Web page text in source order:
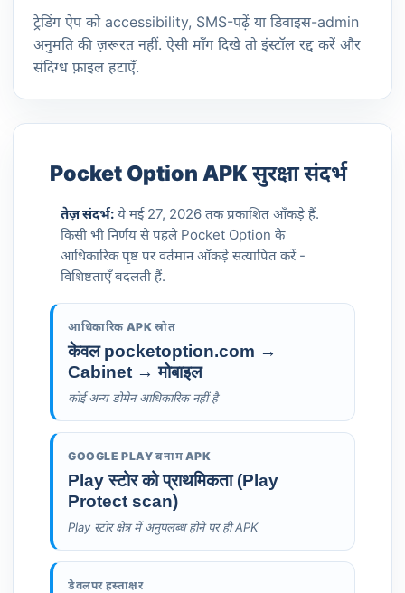
ट्रेडिंग ऐप को accessibility, SMS-पढ़ें या डिवाइस-admin
अनुमति की ज़रूरत नहीं. ऐसी माँग दिखे तो इंस्टॉल रद्द करें और
संदिग्ध फ़ाइल हटाएँ.
Pocket Option APK सुरक्षा संदर्भ
तेज़ संदर्भ: ये मई 27, 2026 तक प्रकाशित आँकड़े हैं.
किसी भी निर्णय से पहले Pocket Option के
आधिकारिक पृष्ठ पर वर्तमान आँकड़े सत्यापित करें -
विशिष्टताएँ बदलती हैं.
आधिकारिक APK स्रोत
केवल pocketoption.com →
Cabinet → मोबाइल
कोई अन्य डोमेन आधिकारिक नहीं है
GOOGLE PLAY बनाम APK
Play स्टोर को प्राथमिकता (Play
Protect scan)
Play स्टोर क्षेत्र में अनुपलब्ध होने पर ही APK
डेवलपर हस्ताक्षर